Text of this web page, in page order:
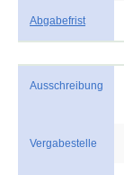
Abgabefrist
Ausschreibung
Vergabestelle